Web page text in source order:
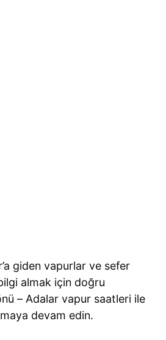
giden vapurlar ve sefer
almak için doğru
– Adalar vapur saatleri ile
devam edin.